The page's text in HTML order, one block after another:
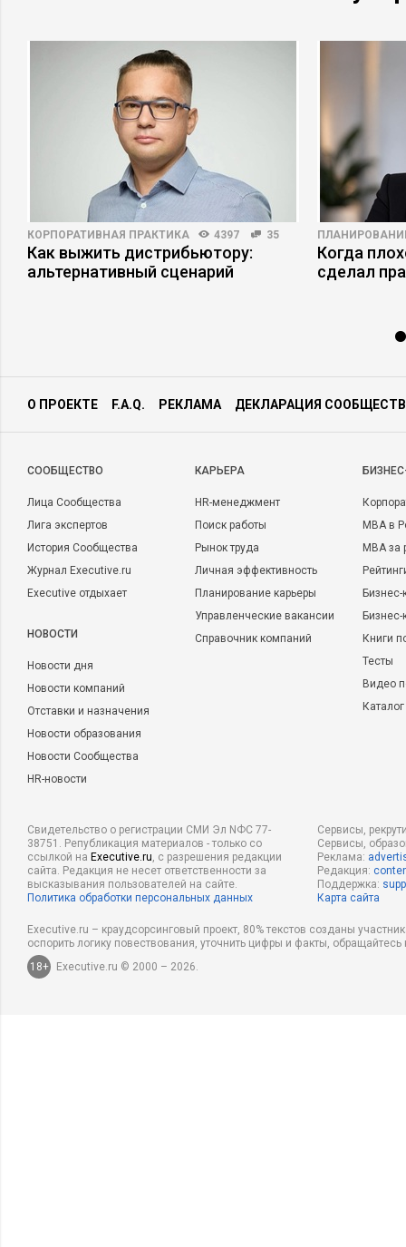
КОРПОРАТИВНАЯ ПРАКТИКА 4397 35
Как выжить дистрибьютору:
альтернативный сценарий
Когда
сделал
О ПРОЕКТЕ F.A.Q. РЕКЛАМА ДЕКЛАРАЦИЯ
CООБЩЕСТВО
Лица Сообщества
Лига экспертов
История Сообщества
Журнал Executive.ru
Executive отдыхает
НОВОСТИ
Новости дня
Новости компаний
Отставки и назначения
Новости образования
Новости Сообщества
HR-новости
КАРЬЕРА
HR-менеджмент
Поиск работы
Рынок труда
Личная эффективность
Планирование карьеры
Управленческие вакансии
Справочник компаний
MBA в
MBA
Бизнес-
Книги
Тесты
Видео
Свидетельство о регистрации СМИ Эл NФС 77-
38751. Републикация материалов - только со
ссылкой на Executive.ru, с разрешения редакции
сайта. Редакция не несет ответственности за
высказывания пользователей на сайте.
Политика обработки персональных данных
Сервисы,
Сервисы,
Реклама:
Редакция:
Поддержка:
Карта сайта
Executive.ru – краудсорсинговый проект, 80% текстов созданы
оспорить логику повествования, уточнить цифры и факты,
18+
Executive.ru © 2000 – 2026.